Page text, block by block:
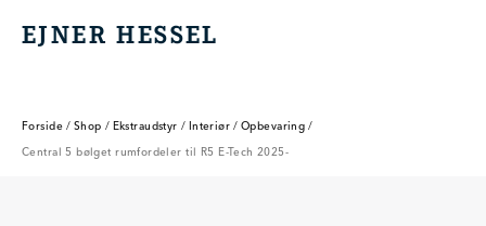
EJNER HESSEL
EJNER HESSEL
Forside / Shop / Ekstraudstyr / Interiør / Opbevaring /
Central 5 bølget rumfordeler til R5 E-Tech 2025-